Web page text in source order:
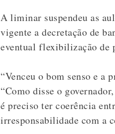
A liminar suspendeu as
vigente a decretação de
eventual flexibilização de
“Venceu o bom senso e a
“Como disse o
é preciso ter coerência
irresponsabilidade com a